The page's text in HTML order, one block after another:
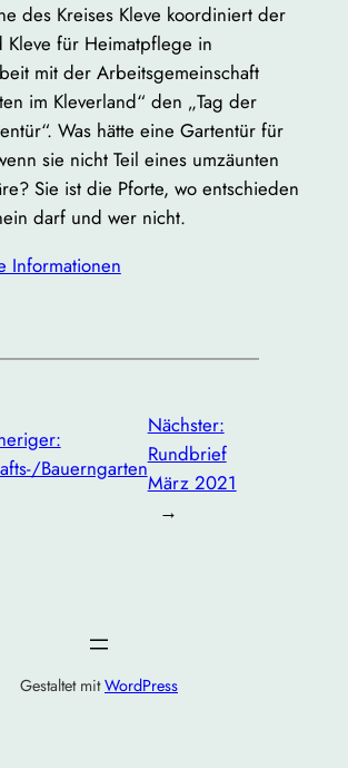
des Kreises Kleve koordiniert der
Kleve für Heimatpflege in
mit der Arbeitsgemeinschaft
im Kleverland“ den „Tag der
Was hätte eine Gartentür für
sie nicht Teil eines umzäunten
Sie ist die Pforte, wo entschieden
darf und wer nicht.
Informationen
Bauerngarten
Nächster:
Rundbrief
März 2021
→
Gestaltet mitWordPress